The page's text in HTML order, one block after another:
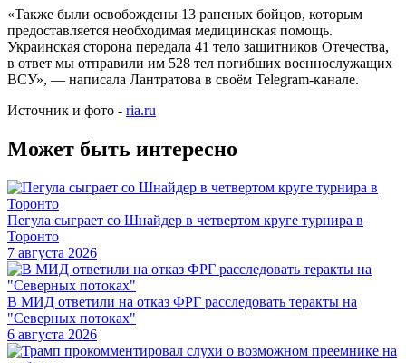
«Также были освобождены 13 раненых бойцов, которым
предоставляется необходимая медицинская помощь.
Украинская сторона передала 41 тело защитников Отечества,
в ответ мы отправили им 528 тел погибших военнослужащих
ВСУ», — написала Лантратова в своём Telegram-канале.
Источник и фото - ria.ru
Может быть интересно
Пегула сыграет со Шнайдер в четвертом круге турнира в
Торонто
7 августа 2026
В МИД ответили на отказ ФРГ расследовать теракты на
"Северных потоках"
6 августа 2026